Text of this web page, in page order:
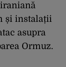
și instalații
asupra
Ormuz.